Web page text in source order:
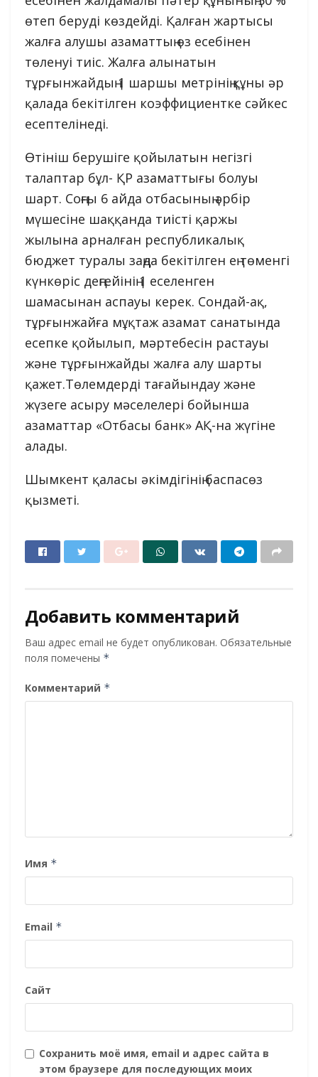
өтеп беруді көздейді. Қалған жартысы
жалға алушы азаматтың өз есебінен
төленуі тиіс. Жалға алынатын
тұрғынжайдың 1 шаршы метрінің құны әр
қалада бекітілген коэффициентке сәйкес
есептелінеді.
Өтініш берушіге қойылатын негізгі
талаптар бұл- ҚР азаматтығы болуы
шарт. Соңғы 6 айда отбасының әрбір
мүшесіне шаққанда тиісті қаржы
жылына арналған республикалық
бюджет туралы заңда бекітілген ең төменгі
күнкөріс деңгейінің 1 еселенген
шамасынан аспауы керек. Сондай-ақ,
тұрғынжайға мұқтаж азамат санатында
есепке қойылып, мәртебесін растауы
және тұрғынжайды жалға алу шарты
қажет.Төлемдерді тағайындау және
жүзеге асыру мәселелері бойынша
азаматтар «Отбасы банк» АҚ-на жүгіне
алады.
Шымкент қаласы әкімдігінің баспасөз
қызметі.
Добавить комментарий
Ваш адрес email не будет опубликован. Обязательные
поля помечены *
Комментарий *
Имя *
Email *
Сайт
Сохранить моё имя, email и адрес сайта в
этом браузере для последующих моих